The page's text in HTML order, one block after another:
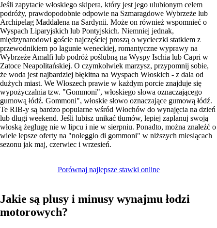
Jeśli zapytacie włoskiego skipera, który jest jego ulubionym celem
podróży, prawdopodobnie odpowie na Szmaragdowe Wybrzeże lub
Archipelag Maddalena na Sardynii. Może on również wspomnieć o
Wyspach Liparyjskich lub Pontyjskich. Niemniej jednak,
międzynarodowi goście najczęściej proszą o wycieczki statkiem z
przewodnikiem po lagunie weneckiej, romantyczne wyprawy na
Wybrzeże Amalfi lub podróż poślubną na Wyspy Ischia lub Capri w
Zatoce Neapolitańskiej. O czymkolwiek marzysz, przypomnij sobie,
że woda jest najbardziej błękitna na Wyspach Włoskich - z dala od
dużych miast. We Włoszech prawie w każdym porcie znajduje się
wypożyczalnia tzw. "Gommoni", włoskiego słowa oznaczającego
gumową łódź. Gommoni", włoskie słowo oznaczające gumową łódź.
Te RIB-y są bardzo popularne wśród Włochów do wynajęcia na dzień
lub długi weekend. Jeśli lubisz unikać tłumów, lepiej zaplanuj swoją
włoską żeglugę nie w lipcu i nie w sierpniu. Ponadto, można znaleźć o
wiele lepsze oferty na "noleggio di gommoni" w niższych miesiącach
sezonu jak maj, czerwiec i wrzesień.
Porównaj najlepsze stawki online
Jakie są plusy i minusy wynajmu łodzi
motorowych?